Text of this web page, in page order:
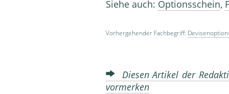
Siehe auch: Optionsschein,
Vorhergehender Fachbegriff:
Diesen Artikel der
vormerken